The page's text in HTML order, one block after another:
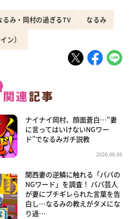
るみ・岡村の過ぎるTV なるみ
ン）
ナイナイ岡村、顔面蒼白…“妻
に言ってはいけないNGワー
ド”でなるみガチ説教
2026.08.06
関西妻の逆鱗に触れる「パパの
NGワード」を調査！ パパ芸人
が妻にブチギレられた言葉を告
白し…なるみの教えがタメにな
り過…